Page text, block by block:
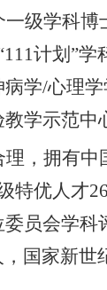
一级学科博
111计划 ”学
病学/心理
学示范中
理，拥有中
特优人才26
员会学科
，国家新世